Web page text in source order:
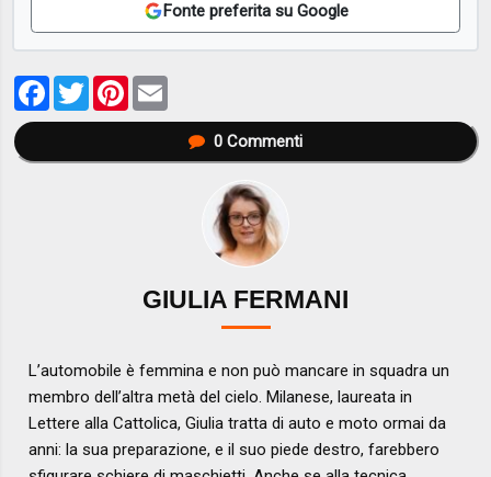
Fonte preferita su Google
Facebook
TwitterPinterest
0Commenti
GIULIA FERMANI
L’automobile è femmina e non può mancare in squadra un
membro dell’altra metà del cielo. Milanese, laureata in
Lettere alla Cattolica, Giulia tratta di auto e moto ormai da
anni: la sua preparazione, e il suo piede destro, farebbero